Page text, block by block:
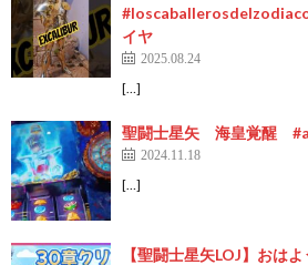
イヤ
2025.08.24
[…]
聖闘士星矢 海皇覚醒
2024.11.18
[…]
【聖闘士星矢LOJ】おは